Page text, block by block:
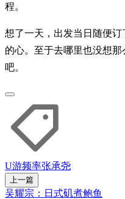
程。
想了一天，出发当日随便
的心。至于去哪里也没想
吧。
U游频率张承尧
上一篇
吴耀宗：日式矶煮鲍鱼